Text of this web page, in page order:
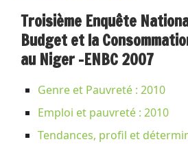
Troisième Enquête
Budget et la
au Niger -ENBC 2007
Genre et Pauvreté : 2010
Emploi et pauvreté : 2010
Tendances, profil et